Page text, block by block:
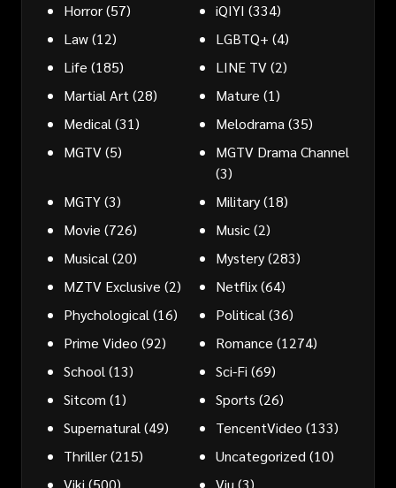
Horror(57) iQIYI (334)
Law(12) LGBTQ+ (4)
Life (185) LINE TV(2)
Martial Art(28) Mature (1)
Medical(31) Melodrama(35)
MGTV(5)
MGTV Drama Channel
(3)
MGTY(3) Military(18)
Movie (726) Music(2)
Musical(20) Mystery(283)
MZTV Exclusive (2) Netflix(64)
Phychological(16) Political(36)
Prime Video (92) Romance (1274)
School(13) Sci-Fi (69)
Sitcom (1) Sports (26)
Supernatural(49) TencentVideo (133)
Thriller(215) Uncategorized(10)